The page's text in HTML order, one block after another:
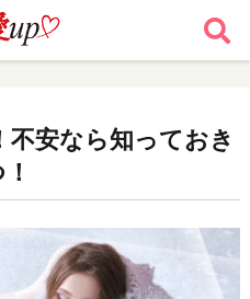
不安なら知っておき